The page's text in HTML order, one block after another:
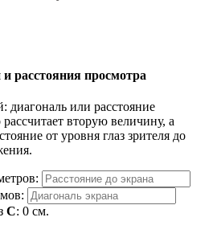
расстояния просмотра
диагональ или расстояние
вторую величину, а
от уровня глаз зрителя до
C: 0 см.